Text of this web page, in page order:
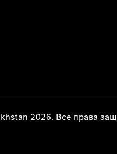
2026. Все права